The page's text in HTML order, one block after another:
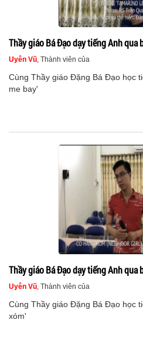
Thầy giáo Bá Đạo dạy tiếng Anh qua
Uyên Vũ , Thành viên của
Cùng Thầy giáo Đặng Bá Đạo học
me bay'
Thầy giáo Bá Đạo dạy tiếng Anh qua
Uyên Vũ , Thành viên của
Cùng Thầy giáo Đặng Bá Đạo học
xóm'